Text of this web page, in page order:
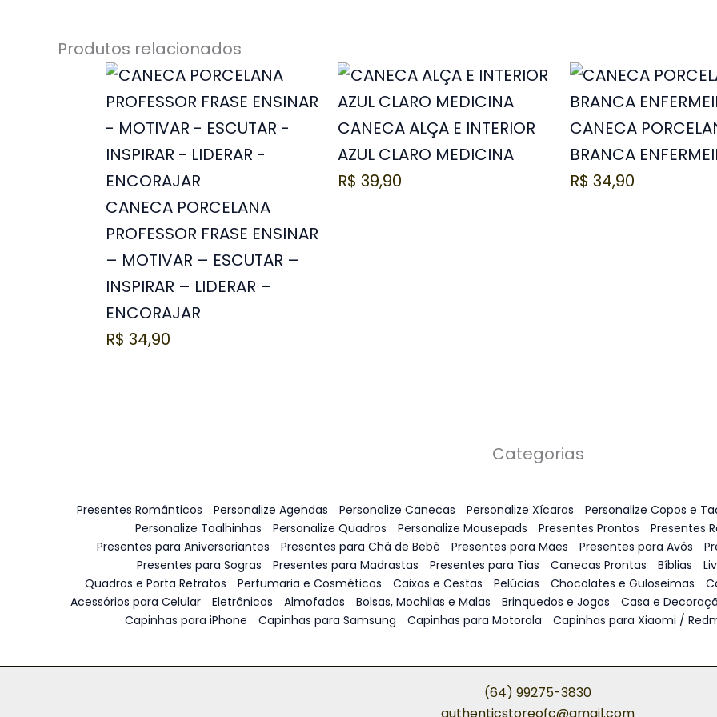
Produtos relacionados
CANECA PORCELANA
PROFESSOR FRASE ENSINAR
– MOTIVAR – ESCUTAR –
INSPIRAR – LIDERAR –
ENCORAJAR
R$ 34,90
CANECA ALÇA E INTERIOR
AZUL CLARO MEDICINA
R$ 39,90
CANECA
BRANCA
R$ 34,90
Categorias
Presentes Românticos Personalize Agendas Personalize Canecas Personalize Xícaras Personalize Copos e
Personalize Toalhinhas
Personalize Quadros Personalize Mousepads Presentes Prontos Presentes
Presentes para Aniversariantes
Presentes para Chá de Bebê Presentes para Mães Presentes para Avós
Presentes para Sogras
Presentes para Madrastas Presentes para Tias Canecas Prontas Bíblias
Quadros e Porta Retratos
Perfumaria e Cosméticos Caixas e Cestas Pelúcias Chocolates e Guloseimas
Acessórios para Celular
Eletrônicos Almofadas Bolsas, Mochilas e Malas Brinquedos e Jogos Casa e
Capinhas para iPhone
Capinhas para Samsung Capinhas para Motorola Capinhas para Xiaomi /
(64) 99275-3830